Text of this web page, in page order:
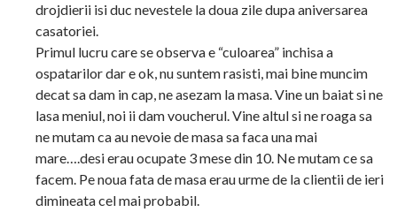
drojdierii isi duc nevestele la doua zile dupa aniversarea
casatoriei.
Primul lucru care se observa e “culoarea” inchisa a
ospatarilor dar e ok, nu suntem rasisti, mai bine muncim
decat sa dam in cap, ne asezam la masa. Vine un baiat si ne
lasa meniul, noi ii dam voucherul. Vine altul si ne roaga sa
ne mutam ca au nevoie de masa sa faca una mai
mare….desi erau ocupate 3 mese din 10. Ne mutam ce sa
facem. Pe noua fata de masa erau urme de la clientii de ieri
dimineata cel mai probabil.